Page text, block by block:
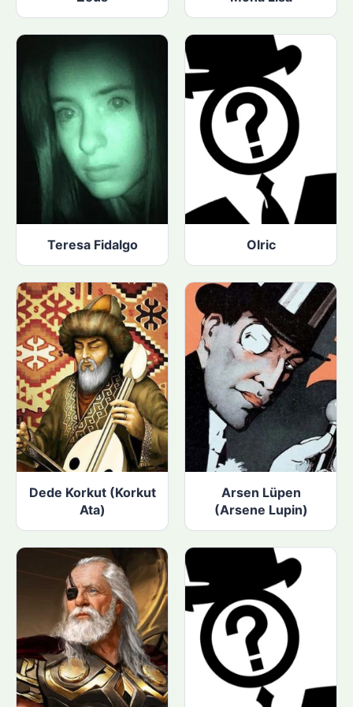
Teresa Fidalgo Olric
Dede Korkut (Korkut
Ata)
Arsen Lüpen
(Arsene Lupin)